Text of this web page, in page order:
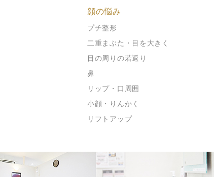
顔の悩み
プチ整形
二重まぶた・目を大きく
目の周りの若返り
鼻
リップ・口周囲
小顔・りんかく
リフトアップ